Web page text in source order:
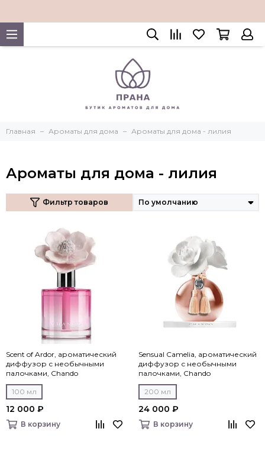
Главная Ароматы для дома Ароматы для дома - лилия
Ароматы для дома - лилия
Фильтр товаров
Scent of Ardor, ароматический
диффузор с необычными
палочками, Chando
100 мл
12 000 ₽
В корзину
Sensual Camelia, ароматический
диффузор с необычными
палочками, Chando
200 мл
24 000 ₽
В корзину